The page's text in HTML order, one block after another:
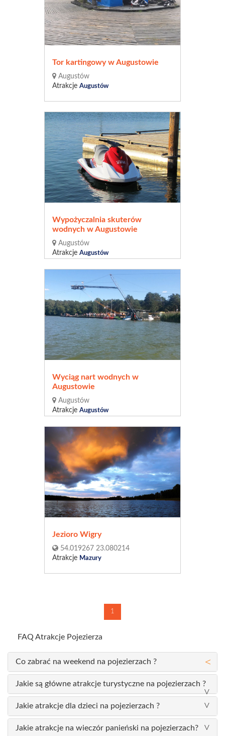
Tor kartingowy w Augustowie
Augustów
Atrakcje Augustów
Wypożyczalnia skuterów
wodnych w Augustowie
Augustów
Atrakcje Augustów
Wyciąg nart wodnych w
Augustowie
Augustów
Atrakcje Augustów
Jezioro Wigry
54.019267 23.080214
Atrakcje Mazury
1
FAQ Atrakcje Pojezierza
Co zabrać na weekend na pojezierzach ?
Jakie są główne atrakcje turystyczne na pojezierzach ?
Jakie atrakcje dla dzieci na pojezierzach ?
Jakie atrakcje na wieczór panieński na pojezierzach?